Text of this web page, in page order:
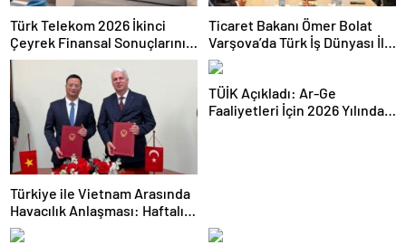
Türk Telekom 2026 İkinci
Çeyrek Finansal Sonuçlarını
Açıkladı: Yarı Yıl Geliri 142
Milyar TL’yi Aştı
Ticaret Bakanı Ömer Bolat
Varşova’da Türk İş Dünyası İle
Buluştu: Ticaret Hacmi 12,5
Milyar Dolara Ulaştı
Türkiye ile Vietnam Arasında
Havacılık Anlaşması: Haftalık
Sefer Sayısı 42’ye Yükseldi
TÜİK Açıkladı: Ar-Ge
Faaliyetleri İçin 2026 Yılında